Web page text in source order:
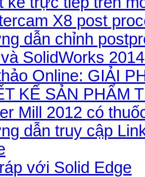
X8 post
dẫn chỉnh
SolidWorks
Online: GIẢI
KẾ SẢN PHẨM
Mill 2012 có
dẫn truy cập
với Solid Edge